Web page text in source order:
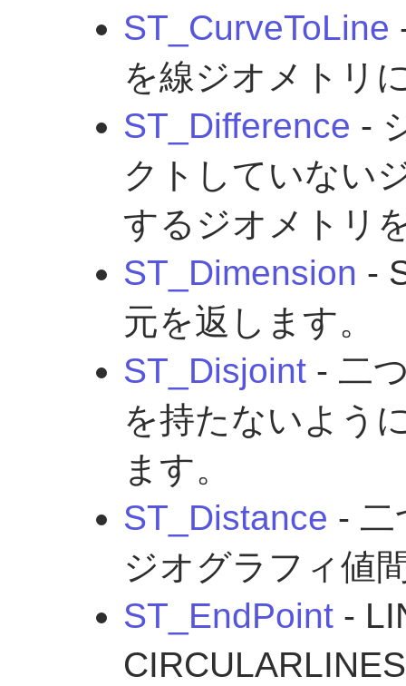
ST_CurveToLine
を線ジオメトリ
ST_Difference -
クトしていない
するジオメトリ
ST_Dimension -
元を返します。
ST_Disjoint - 二
を持たないよう
ます。
ST_Distance - 二
ジオグラフィ値
ST_EndPoint -